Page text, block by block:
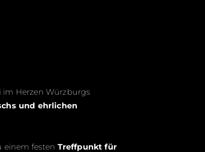
im Herzen Würzburgs
und ehrlichen
einem festen Treffpunkt für